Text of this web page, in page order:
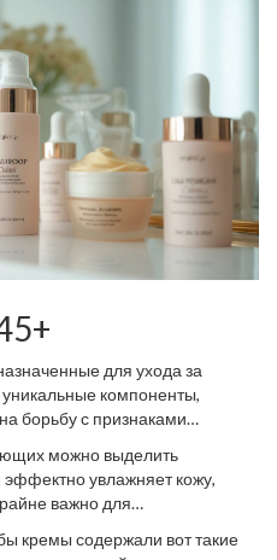
о дополнительных мерах
антивозрастной косметики.
он должен
укреплять и увлажнять
того, важно помнить о
и охране от
Это поможет замедлить
свежий, молодой внешний вид
для ухода за
компоненты,
борьбу с признаками
они содержат высокоактивные
компонентов является
на клеточное обновление.
текстуры кожи и может
можно выделить
эффектно увлажняет кожу,
важно для
витамины С и Е, защищают кожу
кремы содержали вот такие